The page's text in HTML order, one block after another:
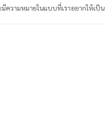
ความหมายในแบบที่เราอยากให้เป็น